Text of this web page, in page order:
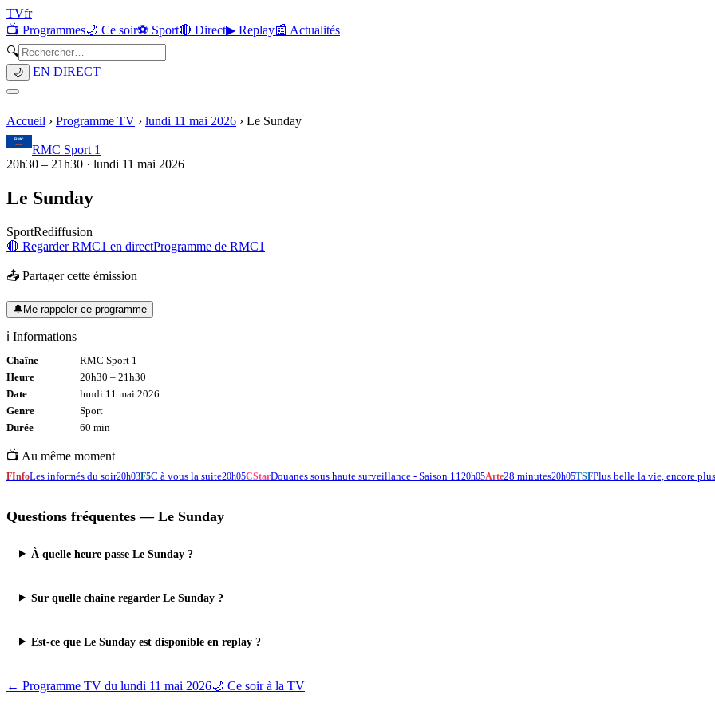
TVfr
📺 Programmes🌙 Ce soir⚽ Sport🔴 Direct▶ Replay📰 Actualités
🔍
🌙 EN DIRECT
Accueil › Programme TV › lundi 11 mai 2026 › Le Sunday
RMC Sport 1
20h30 – 21h30 · lundi 11 mai 2026
Le Sunday
SportRediffusion
🔴 RegarderRMC1 en directProgramme de RMC1
📤 Partager cette émission
🔔 Me rappeler ce programme
ℹ️ Informations
Chaîne
RMC Sport 1
Heure
20h30 – 21h30
Date
lundi 11 mai 2026
Genre
Sport
Durée
60 min
📺 Au même moment
FInfoLes informés du soir20h03F5C à vous la suite20h05CStarDouanes sous haute surveillance - Saison 11 20h05Arte28 minutes20h05TSFPlus belle la vie, encore
Questions fréquentes — Le Sunday
À quelle heure passe Le Sunday ?
Sur quelle chaîne regarder Le Sunday ?
Est-ce que Le Sunday est disponible en replay ?
← Programme TV du lundi 11 mai 2026🌙 Ce soir à la TV